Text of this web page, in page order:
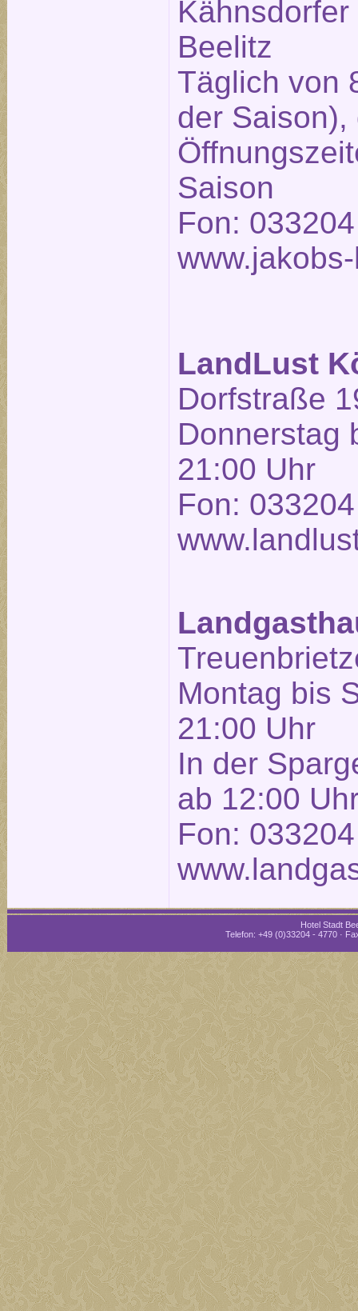
Beelitz
Täglich von
der Saison),
Saison
Fon:
LandLust
Dorfstraße
Donnerstag
21:00 Uhr
Fon:
Montag bis
21:00 Uhr
In der
ab 12:00
Fon:
Hotel Stadt
Telefon: +49 (0)33204 - 4770 ·